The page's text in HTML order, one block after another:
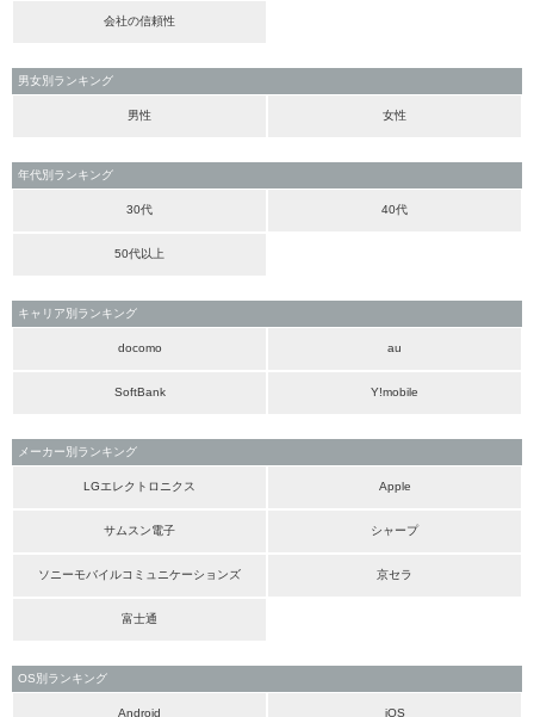
会社の信頼性
男女別ランキング
男性 女性
年代別ランキング
30代 40代
50代以上
キャリア別ランキング
docomo au
SoftBank Y!mobile
メーカー別ランキング
LGエレクトロニクス Apple
サムスン電子 シャープ
ソニーモバイルコミュニケーションズ 京セラ
富士通
OS別ランキング
Android iOS